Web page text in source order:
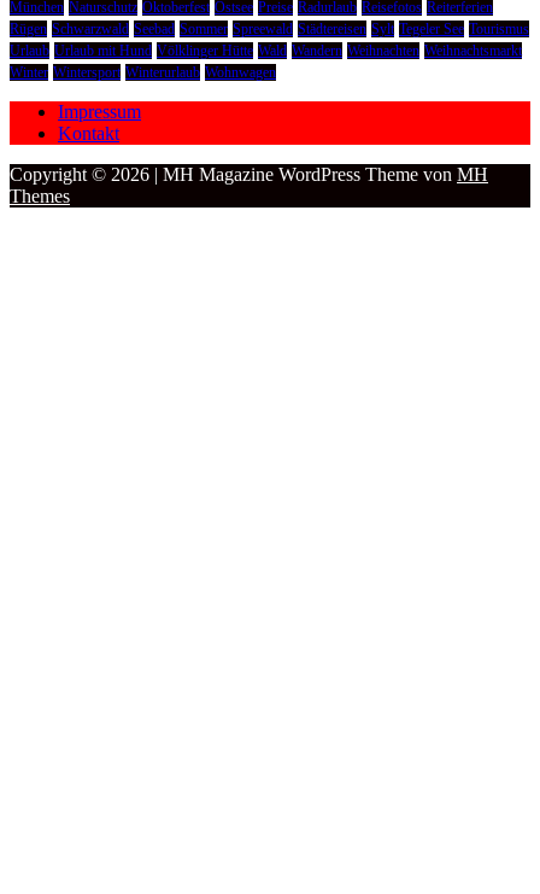
München Naturschutz Oktoberfest Ostsee Preise Radurlaub Reisefotos Reiterferien
Rügen Schwarzwald Seebad Sommer Spreewald Städtereisen Sylt Tegeler See Tourismus
Urlaub Urlaub mit Hund Völklinger Hütte Wald Wandern Weihnachten Weihnachtsmarkt
Winter Wintersport Winterurlaub Wohnwagen
Impressum
Kontakt
Copyright © 2026 | MH Magazine WordPress Theme von MH
Themes